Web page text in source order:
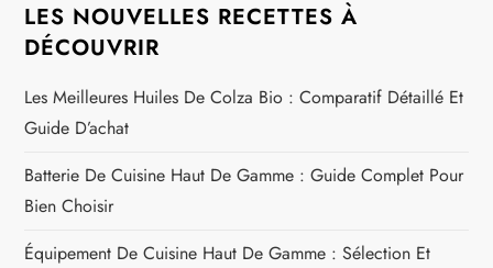
LES NOUVELLES RECETTES À
DÉCOUVRIR
Les Meilleures Huiles De Colza Bio : Comparatif Détaillé Et
Guide D’achat
Batterie De Cuisine Haut De Gamme : Guide Complet Pour
Bien Choisir
Équipement De Cuisine Haut De Gamme : Sélection Et